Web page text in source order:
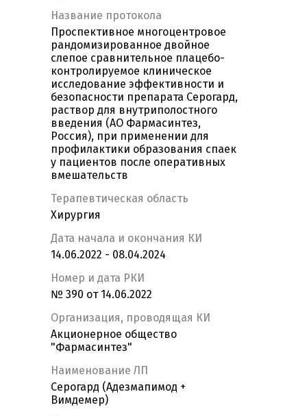
Название протокола
Проспективное многоцентровое
рандомизированное двойное
слепое сравнительное плацебо-
контролируемое клиническое
исследование эффективности и
безопасности препарата Серогард,
раствор для внутриполостного
введения (АО Фармасинтез,
Россия), при применении для
профилактики образования спаек
у пациентов после оперативных
вмешательств
Терапевтическая область
Хирургия
Дата начала и окончания КИ
14.06.2022 - 08.04.2024
Номер и дата РКИ
№ 390 от 14.06.2022
Организация, проводящая КИ
Акционерное общество
"Фармасинтез"
Наименование ЛП
Серогард (Адезмапимод +
Вимдемер)